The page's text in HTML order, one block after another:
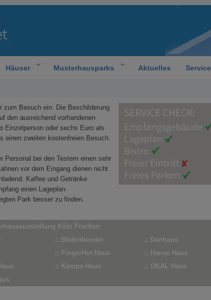
Häuser Musterhausparks Aktuelles Service
zum Besuch ein. Die Beschilderung
den ausreichend vorhandenen
Einzelperson oder sechs Euro als
einen zweiten kostenfreien Besuch.
Personal bei den Testern einen sehr
vor dem Eingang dienen nicht
Kaffee und Getränke
einen Lageplan
Park besser zu finden.
Köln Frechen
⌂ Büdenbender ⌂ Danhaus
⌂ FingerHut Haus
⌂ Hanse Haus
⌂ Kampa Haus
⌂ OKAL Haus